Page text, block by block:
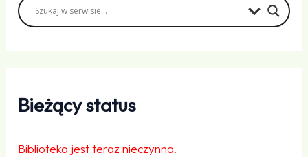
Bieżący status
Biblioteka jest teraz nieczynna.